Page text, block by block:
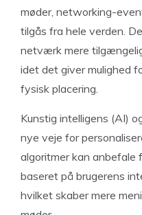
møder, networking-
tilgås fra hele verden.
netværk mere
idet det giver mulighed
fysisk placering.
Kunstig intelligens (AI)
nye veje for
algoritmer kan
baseret på brugerens
hvilket skaber mere